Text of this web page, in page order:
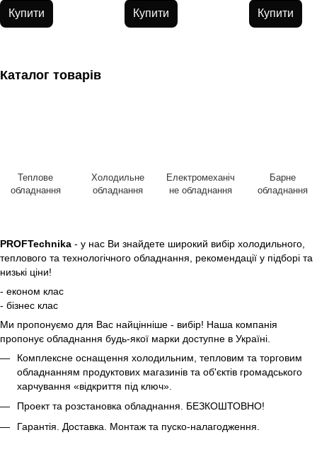
Купити Купити Купити
Каталог товарів
Теплове
обладнання
Холодильне
обладнання
Електромеханіч
не обладнання
Барне
обладнання
PROFTechnika - у нас Ви знайдете широкий вибір холодильного,
теплового та технологічного обладнання, рекомендації у підборі та
низькі ціни!
- економ клас
- бізнес клас
Ми пропонуємо для Вас найцінніше - вибір! Наша компанія
пропонує обладнання будь-якої марки доступне в Україні.
Комплексне оснащення холодильним, тепловим та торговим
обладнанням продуктових магазинів та об'єктів громадського
харчування «відкриття під ключ».
Проект та розстановка обладнання. БЕЗКОШТОВНО!
Гарантія. Доставка. Монтаж та пуско-налагодження.